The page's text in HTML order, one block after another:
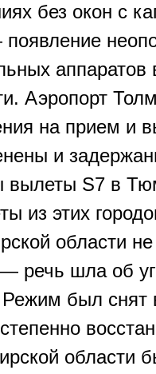
без окон с
Аэропорт
на прием и
и
вылеты S7 в
из этих
области
речь шла об
был снят
области